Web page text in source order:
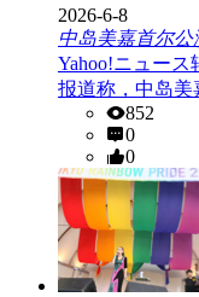
2026-6-8
中岛美嘉首尔公
Yahoo!ニュース
报道称，中岛美
852
0
0